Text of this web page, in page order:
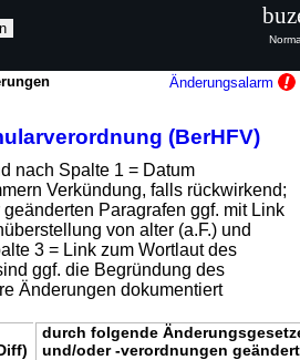
Änderungsalarm
(BerHFV)
nach Spalte 1 = Datum
Verkündung, falls rückwirkend;
Paragrafen ggf. mit Link
von alter (a.F.) und
3 = Link zum Wortlaut des
ggf. die Begründung des
Änderungen dokumentiert
durch folgende
und/oder -verordnungen geändert